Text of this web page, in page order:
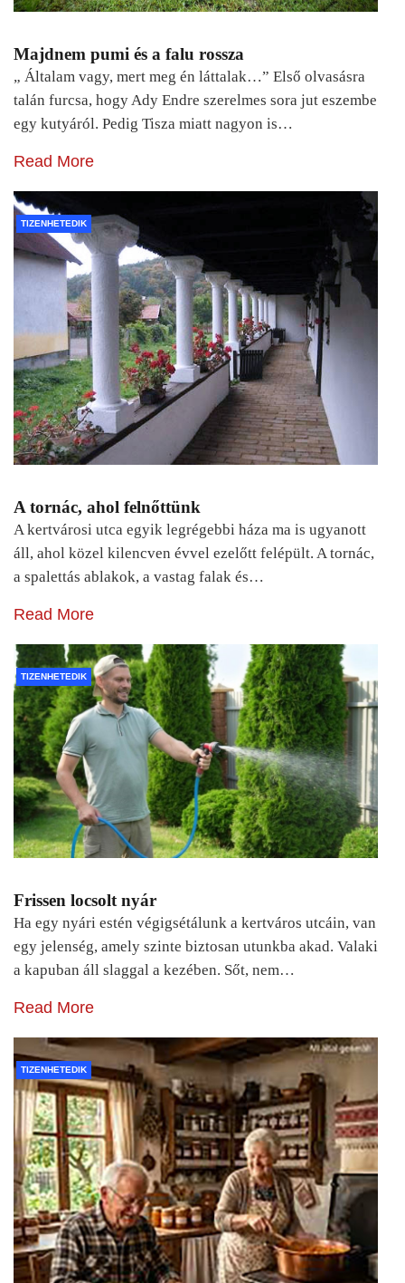
Majdnem pumi és a falu rossza
„ Általam vagy, mert meg én láttalak…” Első olvasásra
talán furcsa, hogy Ady Endre szerelmes sora jut eszembe
egy kutyáról. Pedig Tisza miatt nagyon is…
Read More
TIZENHETEDIK
A tornác, ahol felnőttünk
A kertvárosi utca egyik legrégebbi háza ma is ugyanott
áll, ahol közel kilencven évvel ezelőtt felépült. A tornác,
a spalettás ablakok, a vastag falak és…
Read More
TIZENHETEDIK
Frissen locsolt nyár
Ha egy nyári estén végigsétálunk a kertváros utcáin, van
egy jelenség, amely szinte biztosan utunkba akad. Valaki
a kapuban áll slaggal a kezében. Sőt, nem…
Read More
TIZENHETEDIK